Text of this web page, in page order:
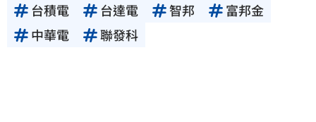
台積電 台達電 智邦
富邦金
中華電
聯發科